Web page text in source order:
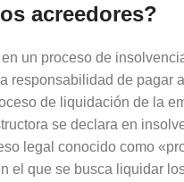
acreedores?
un proceso de
responsabilidad de pagar
de liquidación de la
se declara en
legal conocido como
el que se busca liquidar